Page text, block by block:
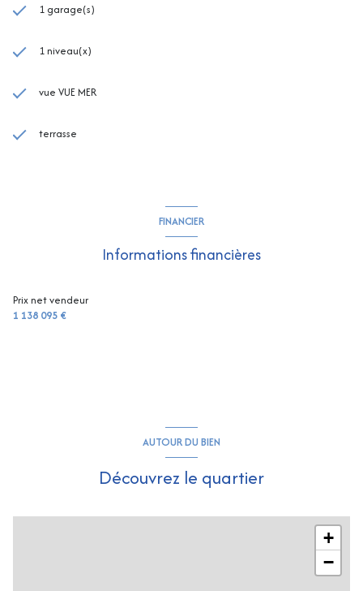
1 garage(s)
1 niveau(x)
vue VUE MER
terrasse
FINANCIER
Informations financières
Prix net vendeur
1 138 095 €
AUTOUR DU BIEN
Découvrez le quartier
+
−